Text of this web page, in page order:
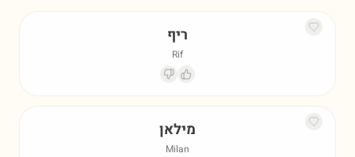
ריף
Rif
מילאן
Milan